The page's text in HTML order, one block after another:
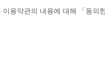
용약관의 내용에 대해 「동